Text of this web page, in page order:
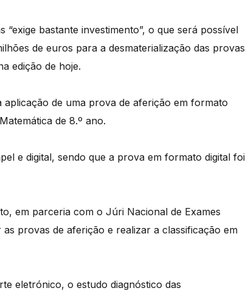
bastante investimento”, o que será possível
de euros para a desmaterialização das provas
edição de hoje.
de uma prova de aferição em formato
de 8.º ano.
e digital, sendo que a prova em formato digital foi
em parceria com o Júri Nacional de Exames
provas de aferição e realizar a classificação em
eletrónico, o estudo diagnóstico das